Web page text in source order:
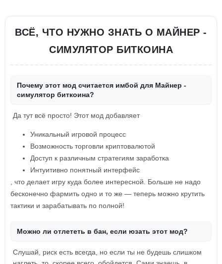
ВСЁ, ЧТО НУЖНО ЗНАТЬ О МАЙНЕР -
СИМУЛЯТОР БИТКОИНА
Почему этот мод считается имбой для Майнер -
симулятор биткоина?
Да тут всё просто! Этот мод добавляет
Уникальный игровой процесс
Возможность торговли криптовалютой
Доступ к различным стратегиям заработка
Интуитивно понятный интерфейс
, что делает игру куда более интересной. Больше не надо
бесконечно фармить одно и то же — теперь можно крутить
тактики и зарабатывать по полной!
Можно ли отлететь в бан, если юзать этот мод?
Слушай, риск есть всегда, но если ты не будешь слишком